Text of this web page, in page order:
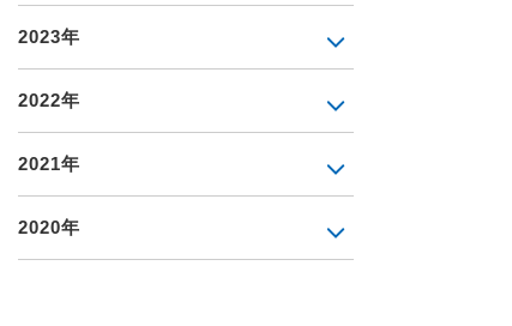
2023年
2022年
2021年
2020年